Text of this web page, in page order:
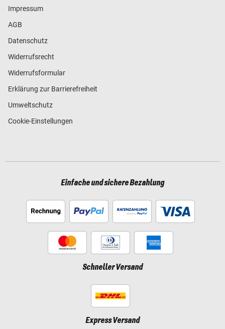
Impressum
AGB
Datenschutz
Widerrufsrecht
Widerrufsformular
Erklärung zur Barrierefreiheit
Umweltschutz
Cookie-Einstellungen
Einfache und sichere Bezahlung
Schneller Versand
Express Versand